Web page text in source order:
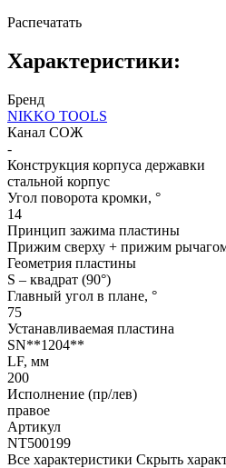
Распечатать
Характеристики:
Бренд
NIKKO TOOLS
Канал СОЖ
-
Конструкция корпуса державки
стальной корпус
Угол поворота кромки, °
14
Принцип зажима пластины
Прижим сверху + прижим рычагом
Геометрия пластины
S – квадрат (90°)
Главный угол в плане, °
75
Устанавливаемая пластина
SN**1204**
LF, мм
200
Исполнение (пр/лев)
правое
Артикул
NT500199
Все характеристики Скрыть